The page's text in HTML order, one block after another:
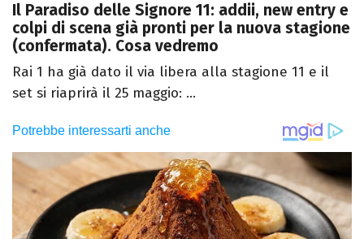
Il Paradiso delle Signore 11: addii, new entry e
colpi di scena già pronti per la nuova stagione
(confermata). Cosa vedremo
Rai 1 ha già dato il via libera alla stagione 11 e il
set si riaprirà il 25 maggio: ...